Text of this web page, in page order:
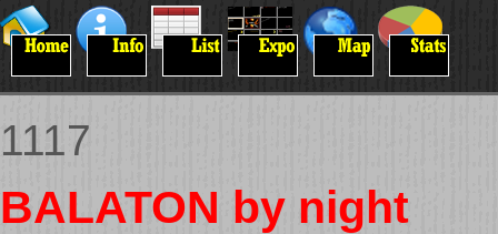
1117
BALATON by night